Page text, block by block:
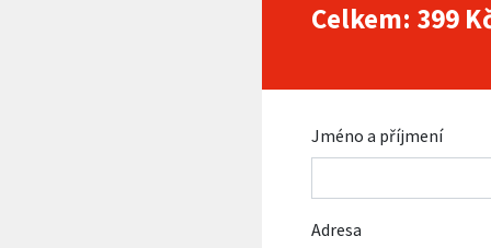
Celkem: 399
Jméno a příjmení
Adresa